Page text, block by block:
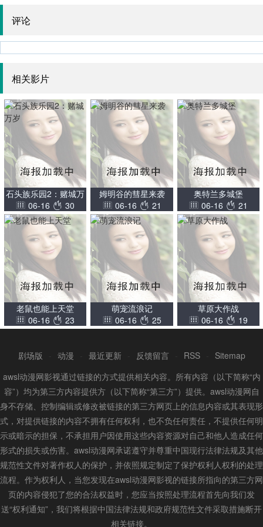
评论
相关影片
石头族乐园2：赌城万
岁
06-16 30
姆明谷的彗星来袭
06-16
21
奥特兰多城堡
06-16
21
老鼠也能上天堂
06-16
23
萌宠流浪记
06-16
25
草原大作战
06-16
19
剧场版 动漫 最近更新 反馈留言 RSS
Sitemap
awsl动漫网影视通过链接的方式提供相关内容。所有内容（以下简称“内
容”）均为第三方内容提供方（以下简称“第三方”）提供。awsl动漫网自
身不存储、控制编辑或修改被链接的第三方网页上的信息内容或其表现形
式，对提供链接的内容不拥有任何权利，也不负任何责任，不提供任何明
示或暗示的担保，不承担用户因使用这些内容资源对自己和他人造成任何
形式的损失或伤害。awsl动漫网承诺遵守并尊重中国现行法律法规及其他
规范性文件对著作权人的保护，并依照规定制定了保护权利人权利的处理
流程。作为权利人，当您发现在awsl动漫网影视的链接所指向的第三方网
页的内容侵犯了您的合法权益时，您应当按照处理流程首先向我们发
送“权利通知”，我们将根据中国法律法规和政府规范性文件采取措施断开
相关链接。